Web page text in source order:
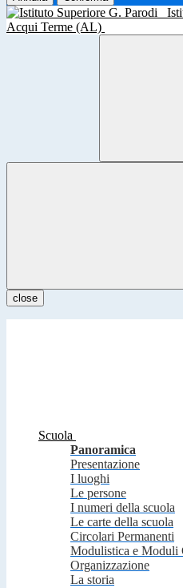
Acqui Terme (AL)
close
Scuola
Panoramica
Presentazione
I luoghi
Le persone
I numeri della scuola
Le carte della scuola
Circolari Permanenti
Modulistica e Moduli
Organizzazione
La storia